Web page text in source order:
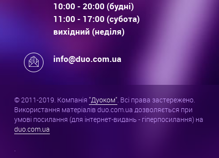
10:00 - 20:00 (будні)
11:00 - 17:00 (субота)
вихідний (неділя)
info@duo.com.ua
© 2011-2019. Компанія "Дуоком". Всі права застережено.
Використання матеріалів duo.com.ua дозволяється при
умові посилання (для інтернет-видань - гіперпосилання) на
duo.com.ua
.